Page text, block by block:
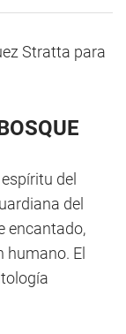
Stratta para
del
del
encantado,
humano. El